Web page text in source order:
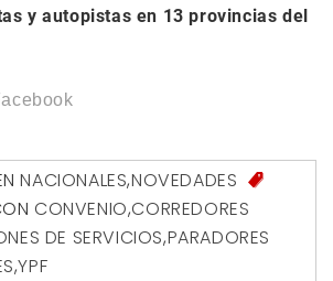
y autopistas en 13 provincias del
NACIONALES,NOVEDADES
CONVENIO,CORREDORES
DE SERVICIOS,PARADORES
,YPF